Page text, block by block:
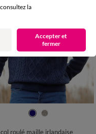
XL XXL
roulé maille irlandaise
la
Accepter et
fermer